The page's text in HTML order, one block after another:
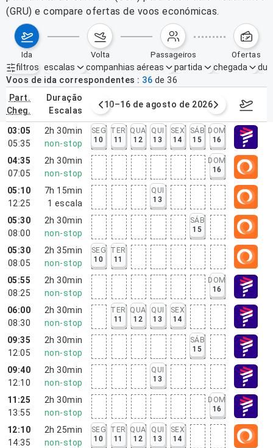
(GRU) e compare ofertas de voos económicas.
ida volta passageiros ofertas
filtros
Filtros ativos nenhum
escalas companhias aéreas partida chegada
Voos de ida correspondentes
36 de 36
part.
cheg.
duração
escalas
agosto de 2026 10–16 de agosto de 2026 17–23
03:05
05:35
2h 30min
non-stop
SEG
10
TER
11
QUA
12
QUI
13
SEX
14
SÁB
15
DOM
16
04:35
07:05
2h 30min
non-stop
DOM
16
05:10
12:25
7h 15min
1 escala
QUI
13
05:30
08:00
2h 30min
non-stop
SÁB
15
05:30
08:05
2h 35min
non-stop
SEG
10
TER
11
05:55
08:25
2h 30min
non-stop
DOM
16
06:00
08:30
2h 30min
non-stop
TER
11
QUA
12
QUI
13
SEX
14
09:35
12:05
2h 30min
non-stop
SÁB
15
09:40
12:10
2h 30min
non-stop
QUI
13
11:25
13:55
2h 30min
non-stop
DOM
16
12:10
14:35
2h 25min
non-stop
SEG
10
TER
11
QUA
12
QUI
13
SEX
14